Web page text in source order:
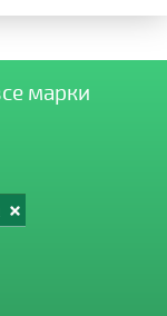
марки